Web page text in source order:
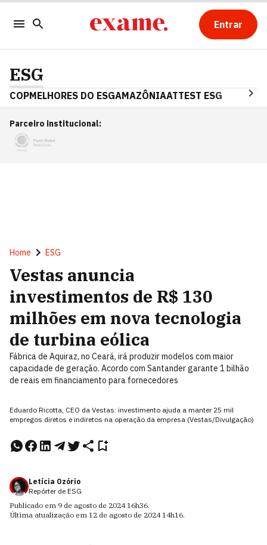
Entrar
ESG
COPMELHORES DO ESGAMAZÔNIAATTEST ESG
Parceiro institucional:
Home ESG
Vestas anuncia
investimentos de R$ 130
milhões em nova tecnologia
de turbina eólica
Fábrica de Aquiraz, no Ceará, irá produzir modelos com maior
capacidade de geração. Acordo com Santander garante 1 bilhão
de reais em financiamento para fornecedores
Eduardo Ricotta, CEO da Vestas: investimento ajuda a manter 25 mil
empregos diretos e indiretos na operação da empresa (Vestas/Divulgação)
Letícia Ozório
Repórter de ESG
Publicado em 9 de agosto de 2024 16h36.
Última atualização em 12 de agosto de 2024 14h16.